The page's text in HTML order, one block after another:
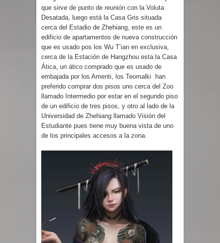
que sirve de punto de reunión con la Voluta
Desatada, luego está la Casa Gris situada
cerca del Estadio de Zhehiang, este es un
edificio de apartamentos de nueva construcción
que es usado pos los Wu T’ian en exclusiva,
cerca de la Estación de Hangzhou esta la Casa
Ática, un ático comprado que es usado de
embajada por los Amenti, los Teomalki han
preferido comprar dos pisos uno cerca del Zoo
llamado Intermedio por estar en el segundo piso
de un edificio de tres pisos, y otro al lado de la
Universidad de Zhehiang llamado Visión del
Estudiante pues tiene muy buena vista de uno
de los principales accesos a la zona.